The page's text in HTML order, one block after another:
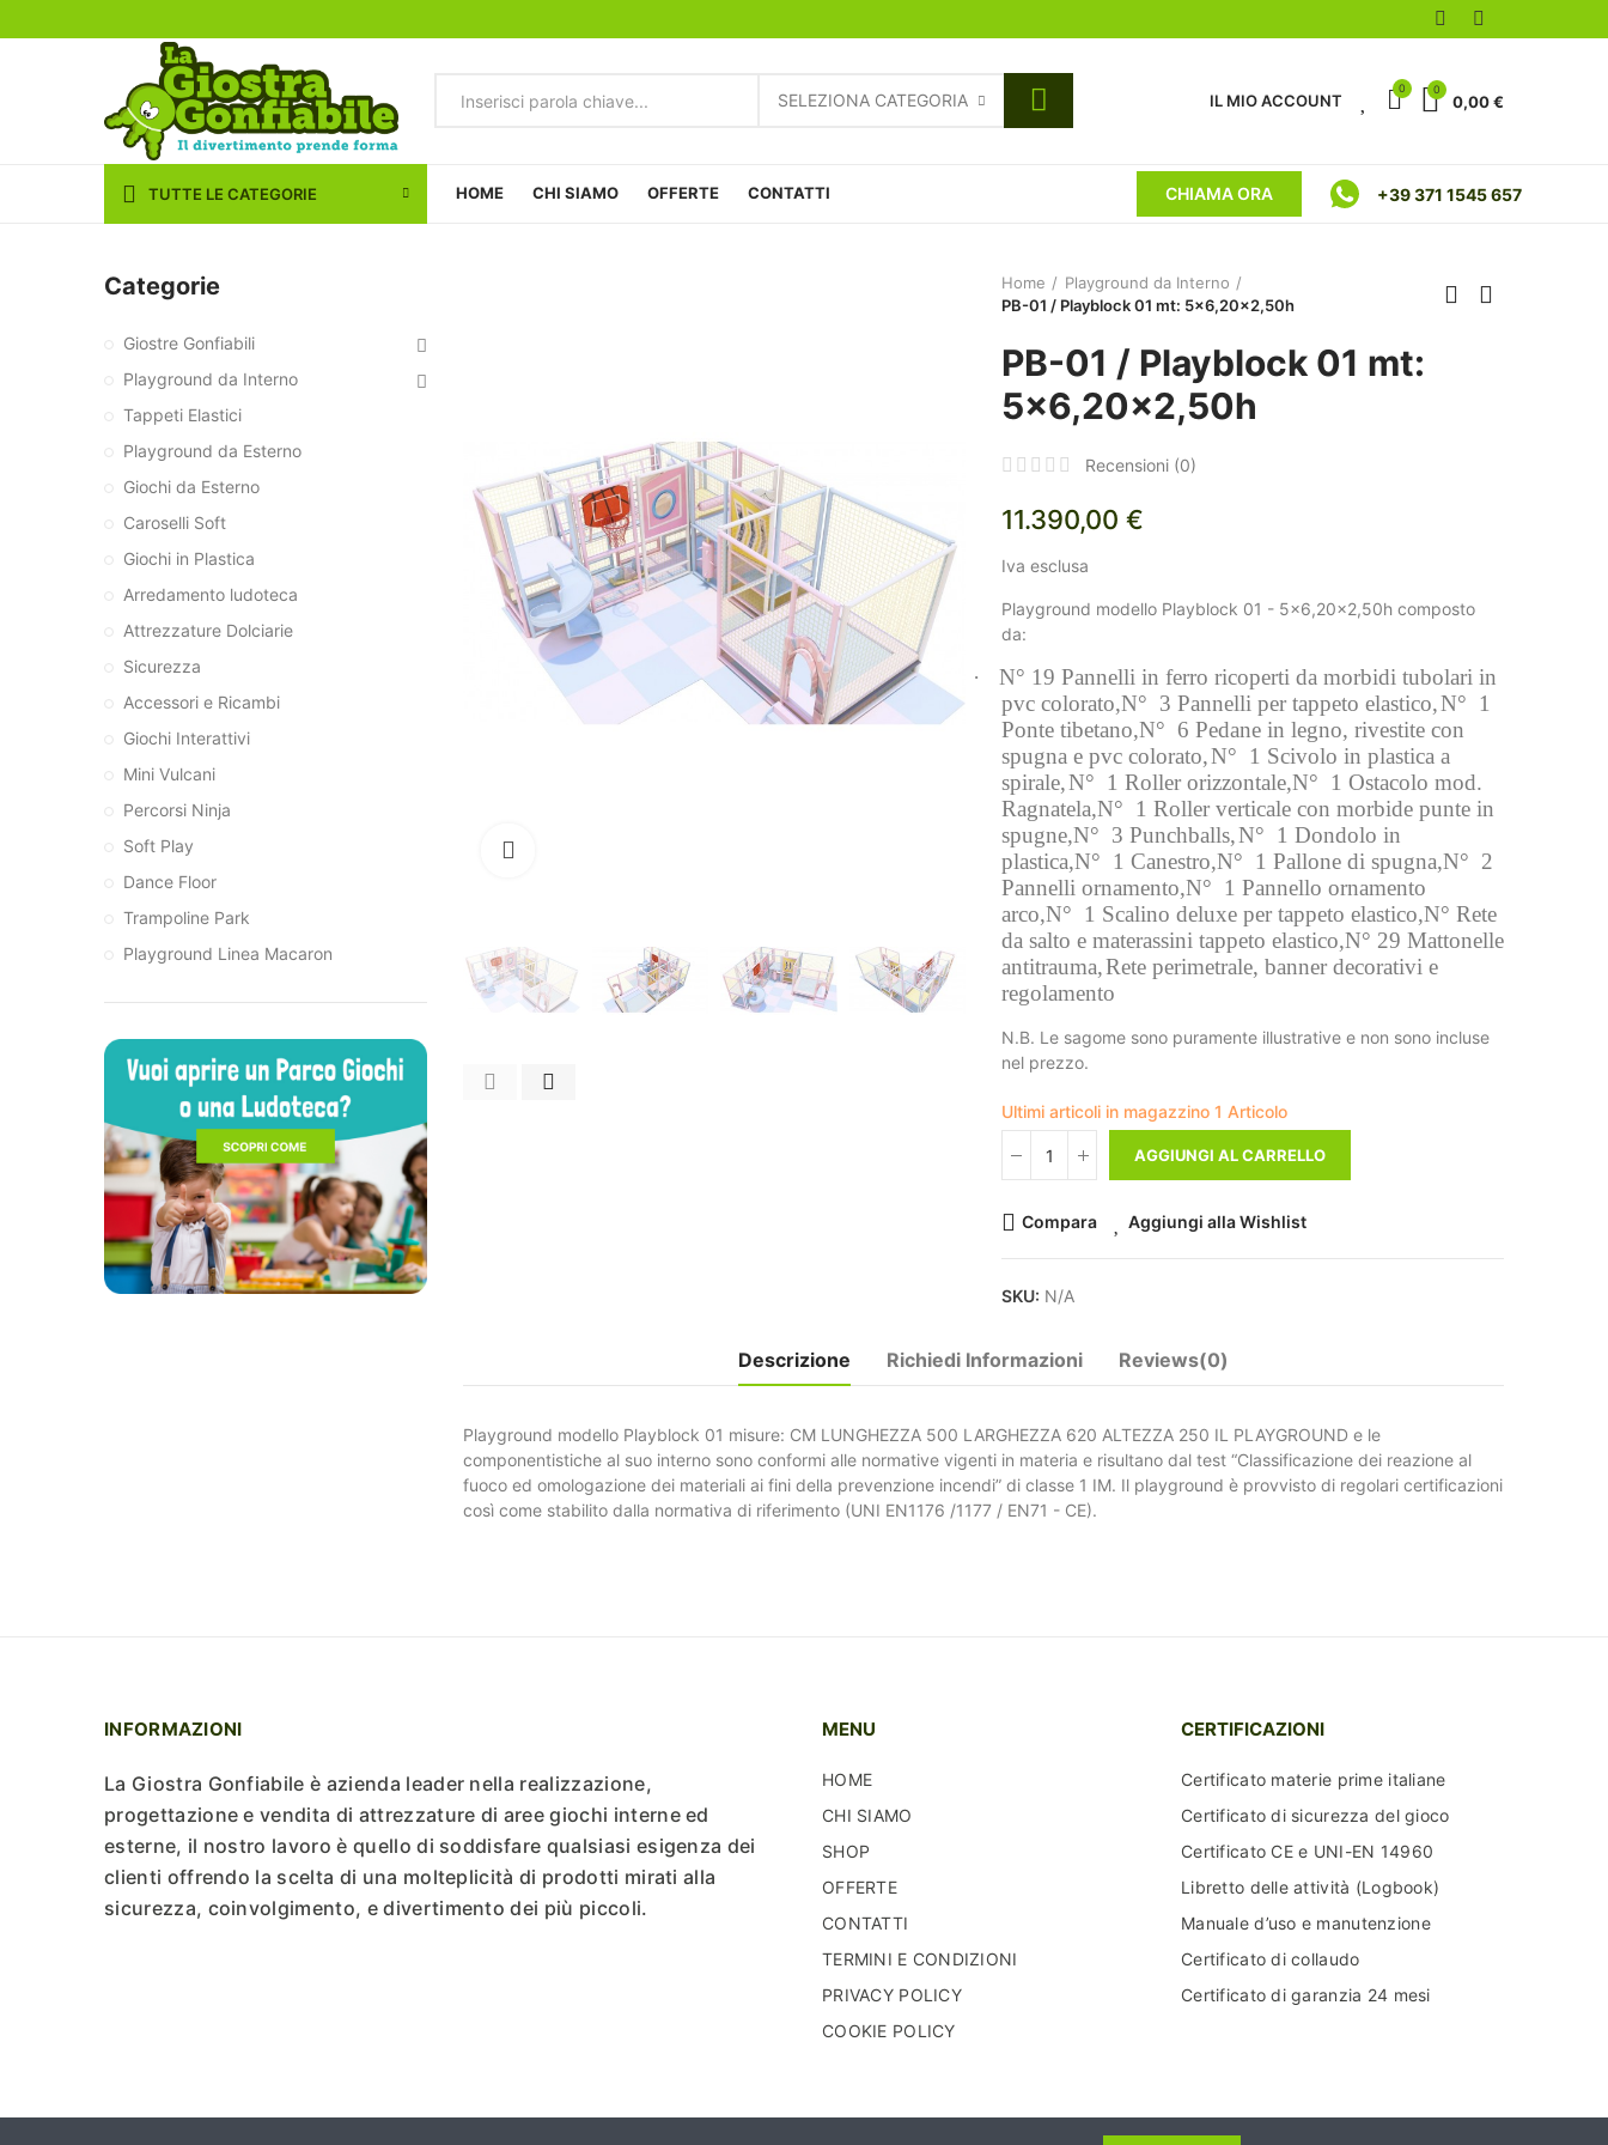
SELEZIONA CATEGORIA IL MIO ACCOUNT
0 0
0,00 €
TUTTE LE CATEGORIE HOME CHI SIAMO OFFERTE CONTATTI CHIAMA ORA +39 371 1545 657
Home
Playground da Interno
PB-01 / Playblock 01 mt: 5x6,20x2,50h
PB-01 / Playblock 01 mt:
5x6,20x2,50h
Recensioni (0)
11.390,00 €
Iva esclusa
Playground modello Playblock 01 - 5x6,20x2,50h composto
da:
·
N° 19 Pannelli in ferro ricoperti da morbidi tubolari in
pvc colorato,N° 3 Pannelli per tappeto elastico,N° 1
Ponte tibetano,N° 6 Pedane in legno, rivestite con
spugna e pvc colorato,N° 1 Scivolo in plastica a
spirale,N° 1 Roller orizzontale,N° 1 Ostacolo mod.
Ragnatela,N° 1 Roller verticale con morbide punte in
spugne,N° 3 Punchballs,N° 1 Dondolo in
plastica,N° 1 Canestro,N° 1 Pallone di spugna,N° 2
Pannelli ornamento,N° 1 Pannello ornamento
arco,N° 1 Scalino deluxe per tappeto elastico,N° Rete
da salto e materassini tappeto elastico,N° 29 Mattonelle
antitrauma,Rete perimetrale, banner decorativi e
regolamento
N.B. Le sagome sono puramente illustrative e non sono incluse
nel prezzo.
Ultimi articoli in magazzino 1 Articolo
AGGIUNGI AL CARRELLO
Compara Aggiungi alla Wishlist
SKU: N/A
Descrizione Richiedi Informazioni Reviews(0)
Playground modello Playblock 01 misure: CM LUNGHEZZA 500 LARGHEZZA 620 ALTEZZA 250 IL PLAYGROUND e le
componentistiche al suo interno sono conformi alle normative vigenti in materia e risultano dal test “Classificazione dei reazione al
fuoco ed omologazione dei materiali ai fini della prevenzione incendi” di classe 1 IM. Il playground è provvisto di regolari certificazioni
così come stabilito dalla normativa di riferimento (UNI EN1176 /1177 / EN71 - CE).
Categorie
Giostre Gonfiabili
Playground da Interno
Tappeti Elastici
Playground da Esterno
Giochi da Esterno
Caroselli Soft
Giochi in Plastica
Arredamento ludoteca
Attrezzature Dolciarie
Sicurezza
Accessori e Ricambi
Giochi Interattivi
Mini Vulcani
Percorsi Ninja
Soft Play
Dance Floor
Trampoline Park
Playground Linea Macaron
INFORMAZIONI
La Giostra Gonfiabile è azienda leader nella realizzazione,
progettazione e vendita di attrezzature di aree giochi interne ed
esterne, il nostro lavoro è quello di soddisfare qualsiasi esigenza dei
clienti offrendo la scelta di una molteplicità di prodotti mirati alla
sicurezza, coinvolgimento, e divertimento dei più piccoli.
MENU
HOME
CHI SIAMO
SHOP
OFFERTE
CONTATTI
TERMINI E CONDIZIONI
PRIVACY POLICY
COOKIE POLICY
CERTIFICAZIONI
Certificato materie prime italiane
Certificato di sicurezza del gioco
Certificato CE e UNI-EN 14960
Libretto delle attività (Logbook)
Manuale d’uso e manutenzione
Certificato di collaudo
Certificato di garanzia 24 mesi